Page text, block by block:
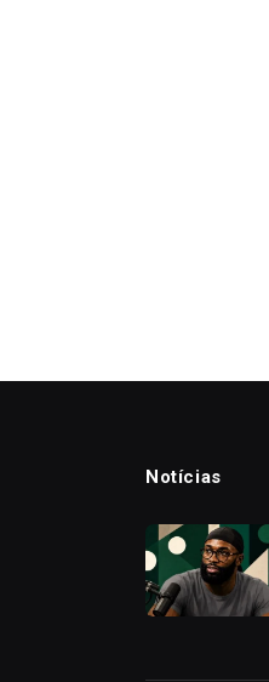
Notícias